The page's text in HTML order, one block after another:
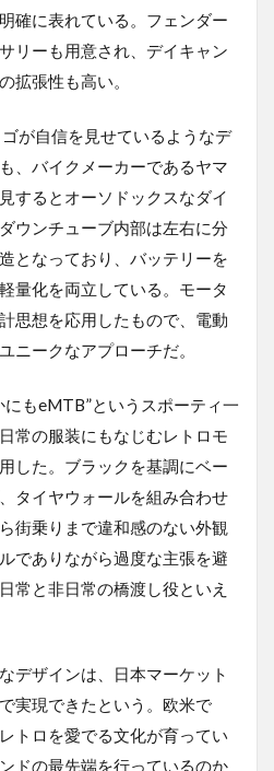
確に表れている。フェンダー
リーも用意され、デイキャン
拡張性も高い。
ゴが自信を見せているようなデ
、バイクメーカーであるヤマ
するとオーソドックスなダイ
ウンチューブ内部は左右に分
となっており、バッテリーを
量化を両立している。モータ
思想を応用したもので、電動
ニークなアプローチだ。
にもeMTB”というスポーティ一
常の服装にもなじむレトロモ
した。ブラックを基調にベー
タイヤウォールを組み合わせ
街乗りまで違和感のない外観
でありながら過度な主張を避
常と非日常の橋渡し役といえ
デザインは、日本マーケット
実現できたという。欧米で
トロを愛でる文化が育ってい
ドの最先端を行っているのか